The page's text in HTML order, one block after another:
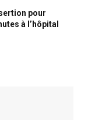
pour
à l’hôpital